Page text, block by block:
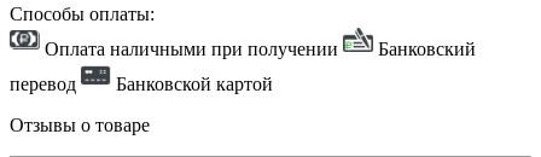
Способы оплаты:
Оплата наличными при получении
Банковский
перевод
Банковской картой
Отзывы о товаре